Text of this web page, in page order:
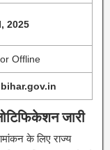
2025
Offline
जारी
के लिए राज्य